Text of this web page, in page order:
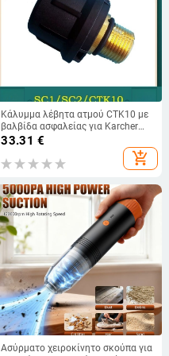
Κάλυμμα λέβητα ατμού CTK10 με
βαλβίδα ασφαλείας για Karcher
SC1/SC2, εξαρτήματα SC2D
33.31 €
add_shopping_cart
Ασύρματο χειροκίνητο σκούπα για